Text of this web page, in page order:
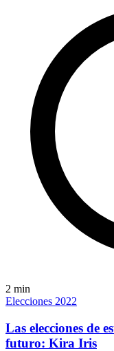
2 min
Elecciones 2022
Las elecciones de
futuro: Kira Iris